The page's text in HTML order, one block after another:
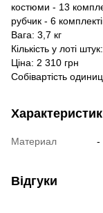
костюми - 13
рубчик - 6
Вага: 3,7 кг
Кількість у лоті
Ціна: 2 310 грн
Собівартість
Материал -
Відгуки